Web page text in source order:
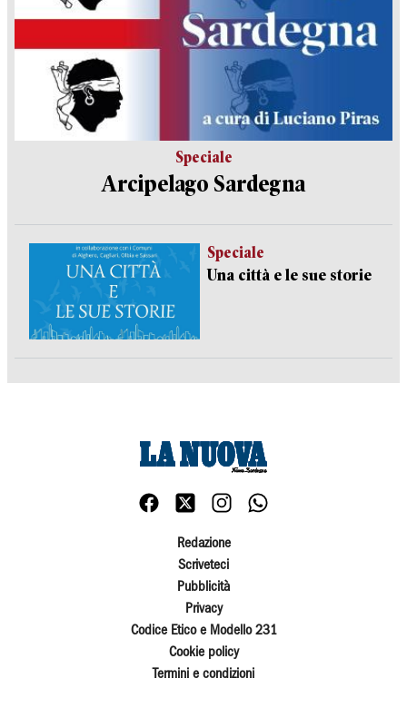
Speciale
Arcipelago Sardegna
Speciale
Una città e le sue storie
Redazione
Scriveteci
Pubblicità
Privacy
Codice Etico e Modello 231
Cookie policy
Termini e condizioni